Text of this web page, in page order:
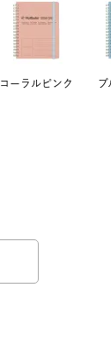
コーラルピンク ブ